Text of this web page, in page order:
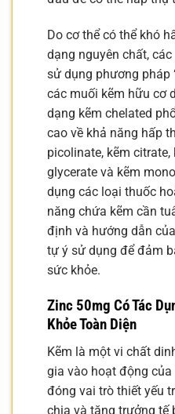
Do cơ thể có thể khó
dạng nguyên chất,
sử dụng phương pháp
các muối kẽm hữu cơ
dạng kẽm chelated
cao về khả năng hấp
picolinate, kẽm citrate,
glycerate và kẽm
dụng các loại thuốc
năng chứa kẽm cần
định và hướng dẫn
tự ý sử dụng để đảm
sức khỏe.
Zinc 50mg Có Tác
Khỏe Toàn Diện
Kẽm là một vi chất
gia vào hoạt động
đóng vai trò thiết yếu
chia và tăng trưởng tế